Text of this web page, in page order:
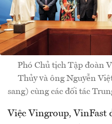
Phó Chủ tịch Tập đoàn
Thủy và ông Nguyễn
sang) cùng các đối tác
Việc Vingroup, VinFast